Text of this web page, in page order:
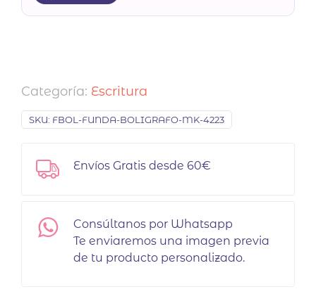
Categoría: Escritura
SKU: FBOL-FUNDA-BOLIGRAFO-MK-4223
Envíos Gratis desde 60€
Consúltanos por Whatsapp
Te enviaremos una imagen previa
de tu producto personalizado.